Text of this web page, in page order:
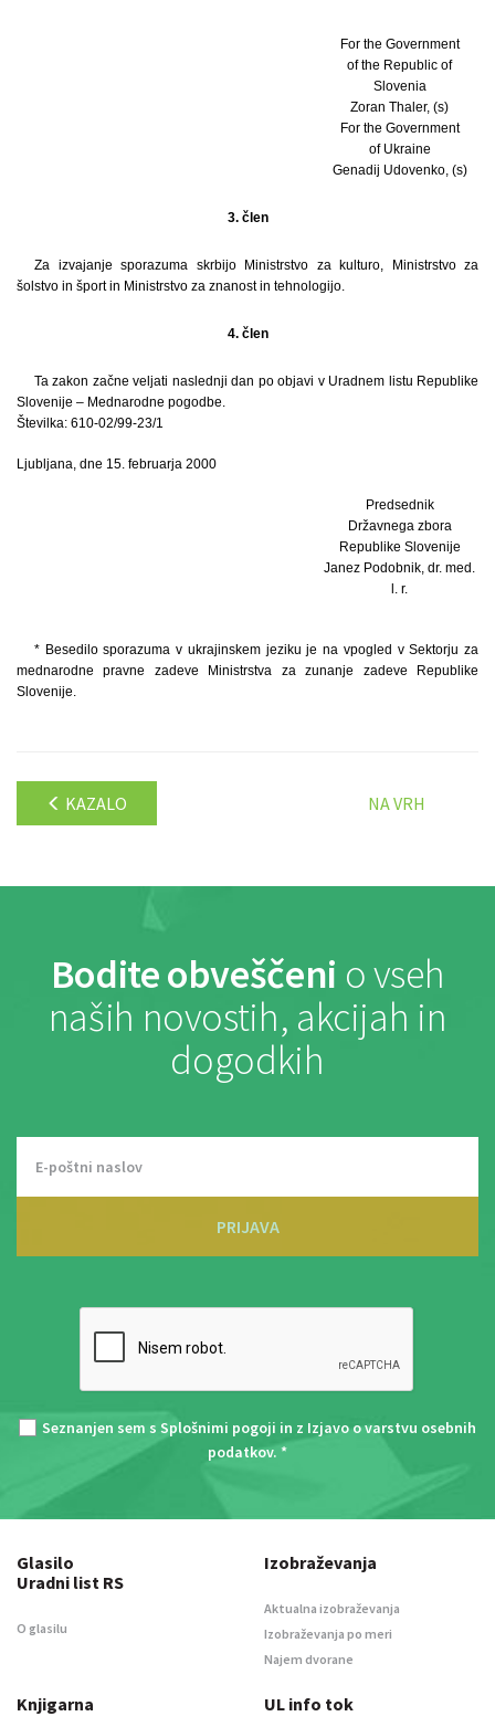
For the Government
of the Republic of
Slovenia
Zoran Thaler, (s)
For the Government
of Ukraine
Genadij Udovenko, (s)
3. člen
Za izvajanje sporazuma skrbijo Ministrstvo za kulturo, Ministrstvo za
šolstvo in šport in Ministrstvo za znanost in tehnologijo.
4. člen
Ta zakon začne veljati naslednji dan po objavi v Uradnem listu Republike
Slovenije – Mednarodne pogodbe.
Številka: 610-02/99-23/1
Ljubljana, dne 15. februarja 2000
Predsednik
Državnega zbora
Republike Slovenije
Janez Podobnik, dr. med.
l. r.
* Besedilo sporazuma v ukrajinskem jeziku je na vpogled v Sektorju za
mednarodne pravne zadeve Ministrstva za zunanje zadeve Republike
Slovenije.
KAZALO NA VRH
Bodite obveščeni o vseh
naših novostih, akcijah in
dogodkih
PRIJAVA
Seznanjen sem s Splošnimi pogoji in z Izjavo o varstvu osebnih
podatkov. *
Glasilo
Uradni list RS
O glasilu
Izobraževanja
Aktualna izobraževanja
Izobraževanja po meri
Najem dvorane
Knjigarna UL info tok